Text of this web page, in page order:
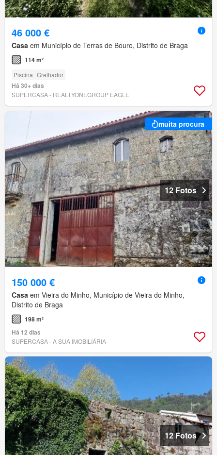
46 000 €
Casa em Município de Terras de Bouro, Distrito de Braga
114 m²
Piscina Grelhador
Há 30+ dias
SUPERCASA - REALTYONEGROUP EAGLE
muita procura
12 Fotos
150 000 €
Casa em Vieira do Minho, Município de Vieira do Minho,
Distrito de Braga
198 m²
Há 12 dias
SUPERCASA - A SUA IMOBILIÁRIA
12 Fotos